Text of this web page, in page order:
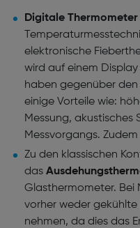
Digitale Thermometer
elektronische
wird auf einem
haben gegenüber
einige Vorteile wie:
Messung, akustisches
Messvorgangs.
Zu den klassischen
das
Glasthermometer. Bei
vorher weder gekühlte
nehmen, da dies das